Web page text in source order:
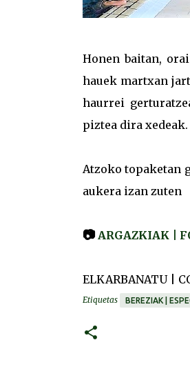
Honen baitan,
hauek martxan
haurrei
piztea dira xedeak.
Atzoko topaketan
aukera izan zuten
📷ARGAZKIAK |
ELKARBANATU |
Etiquetas BEREZIAK |